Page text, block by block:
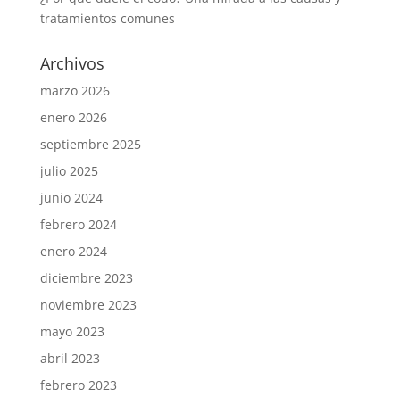
tratamientos comunes
Archivos
marzo 2026
enero 2026
septiembre 2025
julio 2025
junio 2024
febrero 2024
enero 2024
diciembre 2023
noviembre 2023
mayo 2023
abril 2023
febrero 2023